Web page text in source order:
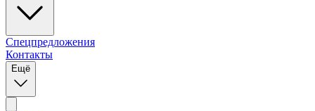
Спецпредложения
Контакты
Ещё